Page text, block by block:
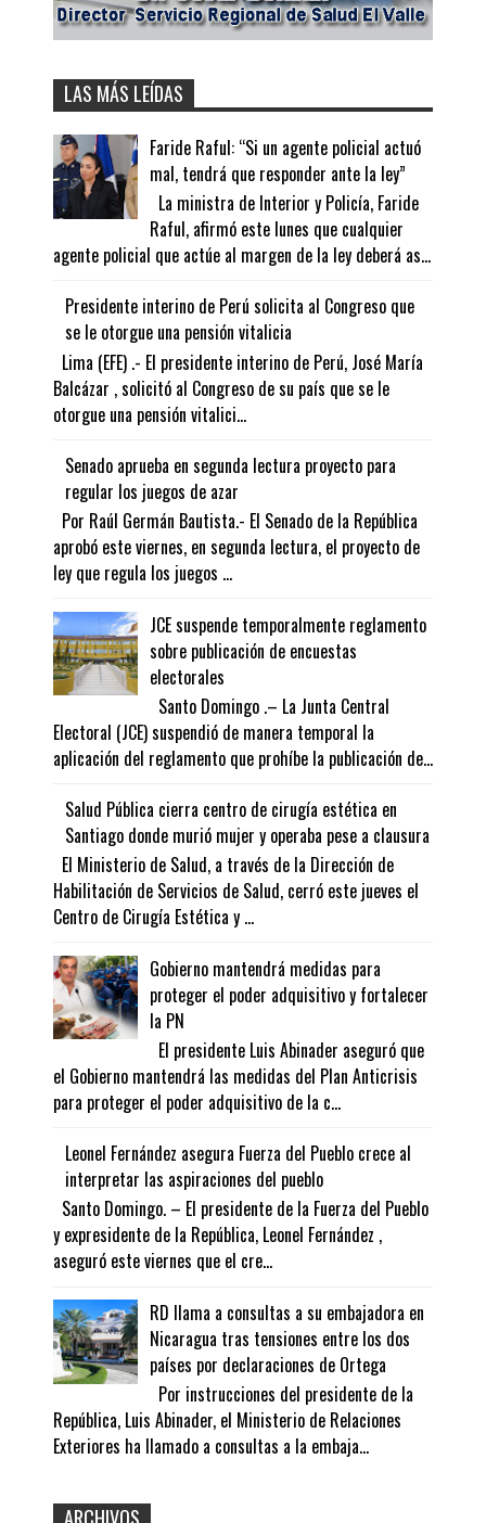
LAS MÁS LEÍDAS
Faride Raful: “Si un agente policial actuó
mal, tendrá que responder ante la ley”
La ministra de Interior y Policía, Faride
Raful, afirmó este lunes que cualquier
agente policial que actúe al margen de la ley deberá as...
Presidente interino de Perú solicita al Congreso que
se le otorgue una pensión vitalicia
Lima (EFE) .- El presidente interino de Perú, José María
Balcázar , solicitó al Congreso de su país que se le
otorgue una pensión vitalici...
Senado aprueba en segunda lectura proyecto para
regular los juegos de azar
Por Raúl Germán Bautista.- El Senado de la República
aprobó este viernes, en segunda lectura, el proyecto de
ley que regula los juegos ...
JCE suspende temporalmente reglamento
sobre publicación de encuestas
electorales
Santo Domingo .– La Junta Central
Electoral (JCE) suspendió de manera temporal la
aplicación del reglamento que prohíbe la publicación de...
Salud Pública cierra centro de cirugía estética en
Santiago donde murió mujer y operaba pese a clausura
El Ministerio de Salud, a través de la Dirección de
Habilitación de Servicios de Salud, cerró este jueves el
Centro de Cirugía Estética y ...
Gobierno mantendrá medidas para
proteger el poder adquisitivo y fortalecer
la PN
El presidente Luis Abinader aseguró que
el Gobierno mantendrá las medidas del Plan Anticrisis
para proteger el poder adquisitivo de la c...
Leonel Fernández asegura Fuerza del Pueblo crece al
interpretar las aspiraciones del pueblo
Santo Domingo. – El presidente de la Fuerza del Pueblo
y expresidente de la República, Leonel Fernández ,
aseguró este viernes que el cre...
RD llama a consultas a su embajadora en
Nicaragua tras tensiones entre los dos
países por declaraciones de Ortega
Por instrucciones del presidente de la
República, Luis Abinader, el Ministerio de Relaciones
Exteriores ha llamado a consultas a la embaja...